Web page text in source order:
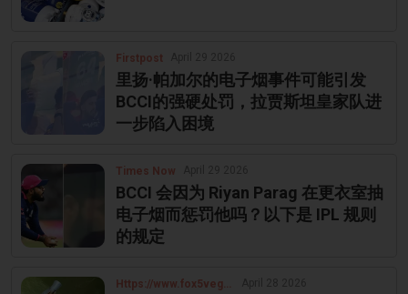
Firstpost
里扬·帕加尔的电子烟事件可能引发
BCCI的强硬处罚，拉贾斯坦皇家队进
一步陷入困境
Times Now
BCCI 会因为 Riyan Parag 在更衣室抽
电子烟而惩罚他吗？以下是 IPL 规则
的规定
Https://www.fox5vegas.com